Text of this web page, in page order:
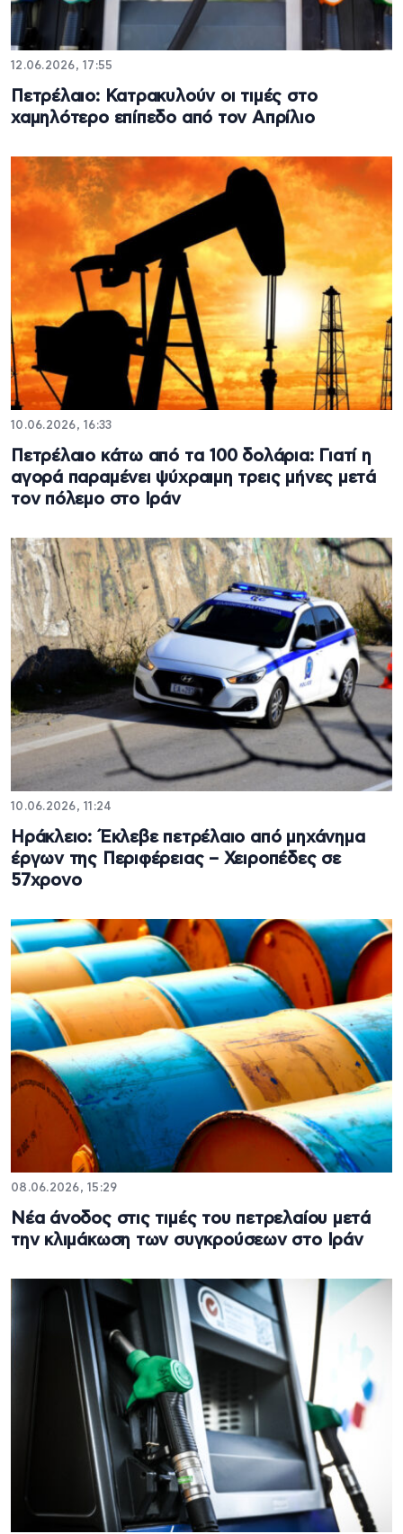
12.06.2026, 17:55
Πετρέλαιο: Κατρακυλούν οι τιμές στο
χαμηλότερο επίπεδο από τον Απρίλιο
10.06.2026, 16:33
Πετρέλαιο κάτω από τα 100 δολάρια: Γιατί η
αγορά παραμένει ψύχραιμη τρεις μήνες μετά
τον πόλεμο στο Ιράν
10.06.2026, 11:24
Ηράκλειο: Έκλεβε πετρέλαιο από μηχάνημα
έργων της Περιφέρειας – Χειροπέδες σε
57χρονο
08.06.2026, 15:29
Νέα άνοδος στις τιμές του πετρελαίου μετά
την κλιμάκωση των συγκρούσεων στο Ιράν